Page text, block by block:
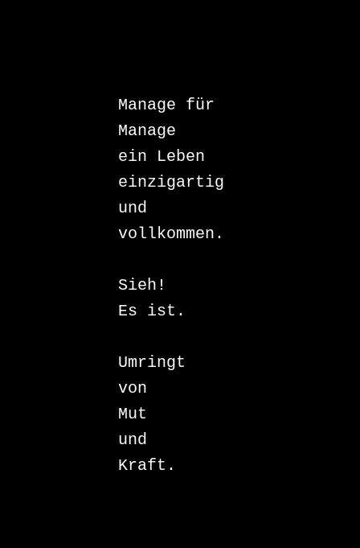
Manage für
Manage
ein Leben
einzigartig
und
vollkommen.
Sieh!
Es ist.
Umringt
von
Mut
und
Kraft.